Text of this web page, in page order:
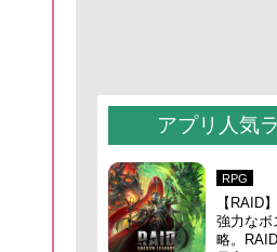
アプリ人気
RPG
【RAID
強力なボ
略。